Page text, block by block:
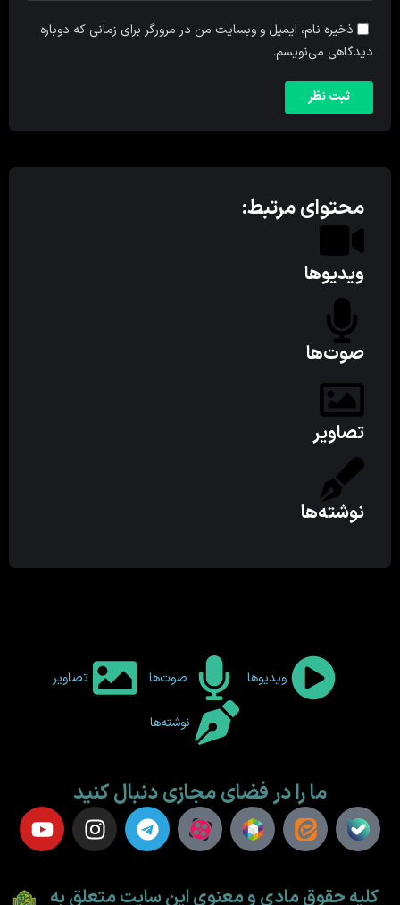
ذخیره نام، ایمیل و وبسایت من در مرورگر برای زمانی که دوباره
دیدگاهی می‌نویسم.
محتوای مرتبط:
ویدیوها
صوت‌ها
تصاویر
نوشته‌ها
ویدیوها صوت‌ها تصاویر
نوشته‌ها
ما را در فضای مجازی دنبال کنید
کلیه حقوق مادی و معنوی این سایت متعلق به